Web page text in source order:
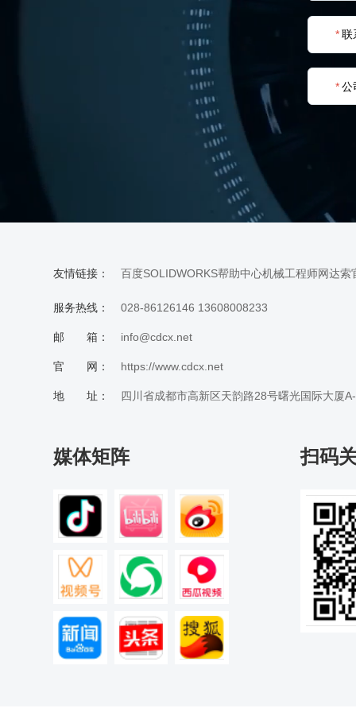
* 联
* 公
友情链接： 百度SOLIDWORKS帮助中心机械工程师网达索
服务热线： 028-86126146 13608008233
邮 箱： info@cdcx.net
官 网： https://www.cdcx.net
地 址： 四川省成都市高新区天韵路28号曙光国际大厦
媒体矩阵 扫码